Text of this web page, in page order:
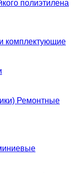
полиэтилена
комплектующие
Ремонтные